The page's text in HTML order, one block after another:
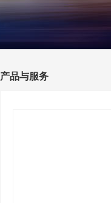
产品与服务